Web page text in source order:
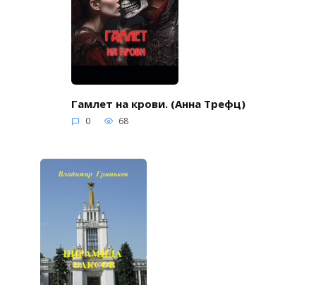
Гамлет на крови. (Анна Трефц)
0 68